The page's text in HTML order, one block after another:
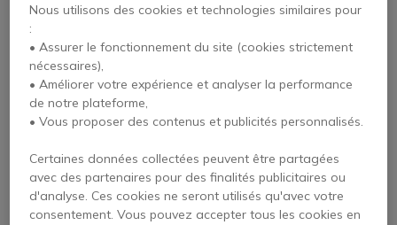
Quand on parle de portée sonore, on fait référence à
l'intensité (en décibels
simple, c’est la distance maximale à laquelle le micro
peut capter le son.
[Petit Aparté]
Nous utilisons des cookies et technologies similaires pour
:
• Assurer le fonctionnement du site (cookies strictement
nécessaires),
• Améliorer votre expérience et analyser la performance
de notre plateforme,
• Vous proposer des contenus et publicités personnalisés.
Certaines données collectées peuvent être partagées
avec des partenaires pour des finalités publicitaires ou
d'analyse. Ces cookies ne seront utilisés qu'avec votre
consentement. Vous pouvez accepter tous les cookies en